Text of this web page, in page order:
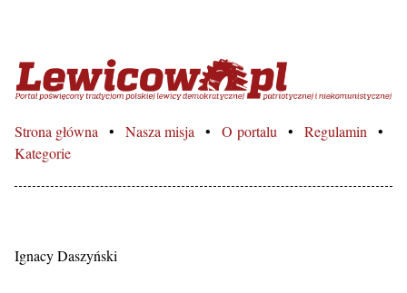
Lewicowo.pl – Portal
Strona główna Nasza misja O portalu
Regulamin
Kategorie
Ignacy Daszyński